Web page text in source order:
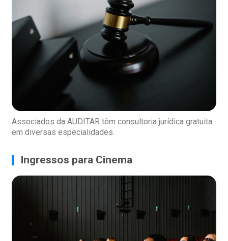
Associados da AUDITAR têm consultoria jurídica gratuita
em diversas especialidades.
Ingressos para Cinema